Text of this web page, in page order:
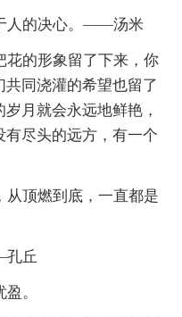
人的决心。——汤米
花的形象留了下来，你
同浇灌的希望也留了
月就会永远地鲜艳，
尽头的远方，有一个
从顶燃到底，一直都是
孔丘
。